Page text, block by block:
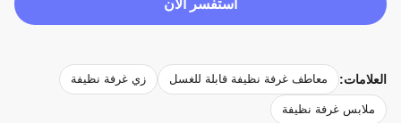
استفسر الآن
معاطف غرفة نظيفة قابلة للغسل زي غرفة نظيفة
غرفة نظيفة